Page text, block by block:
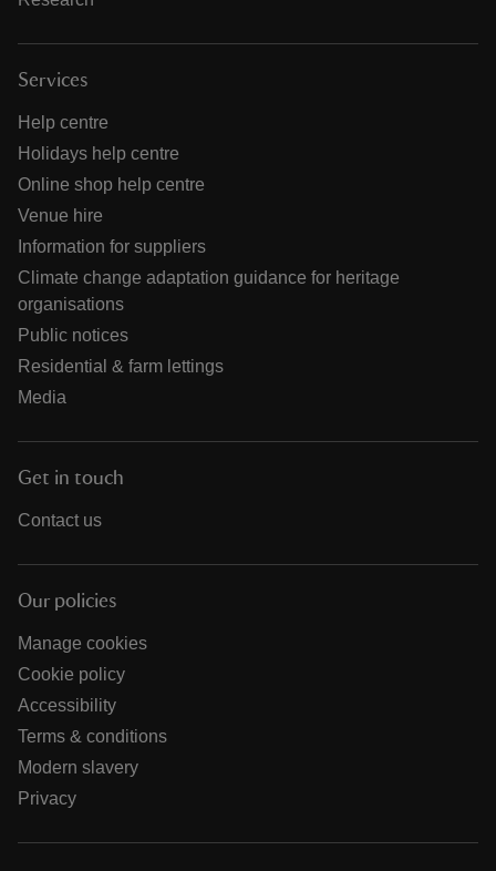
Services
Help centre
Holidays help centre
Online shop help centre
Venue hire
Information for suppliers
Climate change adaptation guidance for heritage
organisations
Public notices
Residential & farm lettings
Media
Get in touch
Contact us
Our policies
Manage cookies
Cookie policy
Accessibility
Terms & conditions
Modern slavery
Privacy